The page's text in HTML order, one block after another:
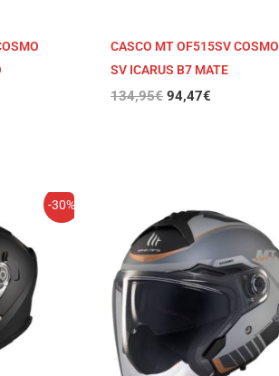
CASCO MT OF515SV COSMO
SV ICARUS B7 MATE
134,95€ 94,47€
-30%
precio
original
era:
134,95€.
precio
actual
94,47€.